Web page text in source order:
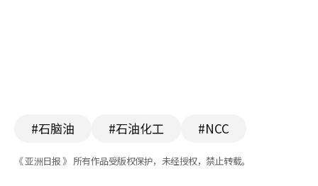
#石脑油 #石油化工 #NCC
《 亚洲日报 》 所有作品受版权保护，未经授权，禁止转载。